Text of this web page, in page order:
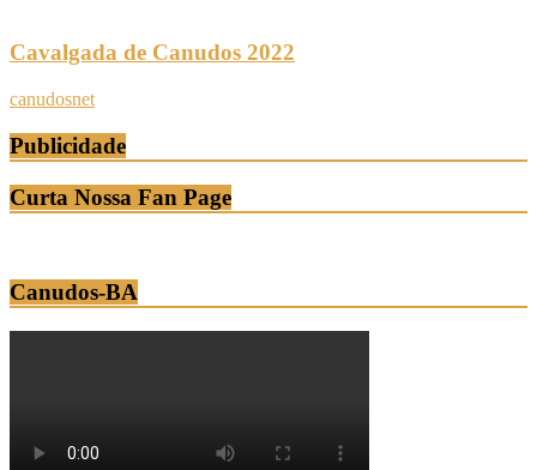
Cavalgada de Canudos 2022
canudosnet
Publicidade
Curta Nossa Fan Page
Canudos-BA